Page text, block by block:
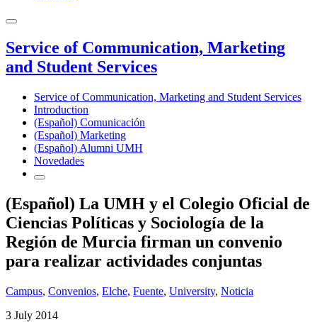
Service of Communication, Marketing
and Student Services
Service of Communication, Marketing and Student Services
Introduction
(Español) Comunicación
(Español) Marketing
(Español) Alumni UMH
Novedades
(Español) La UMH y el Colegio Oficial de
Ciencias Políticas y Sociología de la
Región de Murcia firman un convenio
para realizar actividades conjuntas
Campus, Convenios, Elche, Fuente, University, Noticia
3 July 2014